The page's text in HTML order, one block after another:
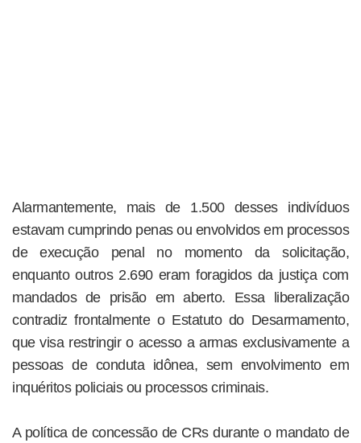
Alarmantemente, mais de 1.500 desses indivíduos
estavam cumprindo penas ou envolvidos em processos
de execução penal no momento da solicitação,
enquanto outros 2.690 eram foragidos da justiça com
mandados de prisão em aberto. Essa liberalização
contradiz frontalmente o Estatuto do Desarmamento,
que visa restringir o acesso a armas exclusivamente a
pessoas de conduta idônea, sem envolvimento em
inquéritos policiais ou processos criminais.
A política de concessão de CRs durante o mandato de